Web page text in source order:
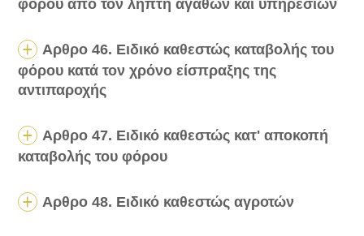
φόρου από τον λήπτη αγαθών και υπηρεσιών
Αρθρο 46. Ειδικό καθεστώς καταβολής του
φόρου κατά τον χρόνο είσπραξης της
αντιπαροχής
Αρθρο 47. Ειδικό καθεστώς κατ' αποκοπή
καταβολής του φόρου
Αρθρο 48. Ειδικό καθεστώς αγροτών